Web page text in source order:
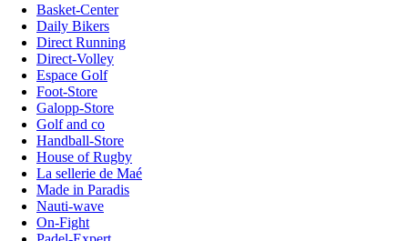
Basket-Center
Daily Bikers
Direct Running
Direct-Volley
Espace Golf
Foot-Store
Galopp-Store
Golf and co
Handball-Store
House of Rugby
La sellerie de Maé
Made in Paradis
Nauti-wave
On-Fight